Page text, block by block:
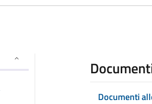
Documenti